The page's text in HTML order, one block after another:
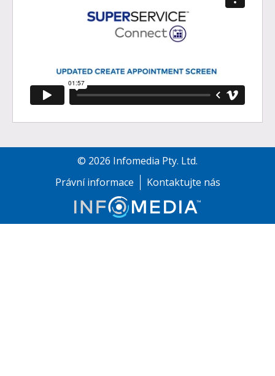
© 2026 Infomedia Pty. Ltd.
Právní informace
Kontaktujte nás